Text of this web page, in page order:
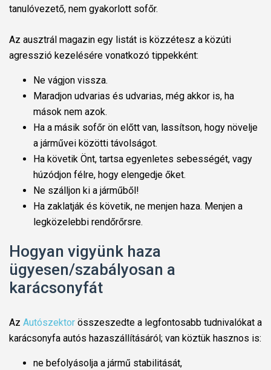
tanulóvezető, nem gyakorlott sofőr.
Az ausztrál magazin egy listát is közzétesz a közúti
agresszió kezelésére vonatkozó tippekként:
Ne vágjon vissza.
Maradjon udvarias és udvarias, még akkor is, ha
mások nem azok.
Ha a másik sofőr ön előtt van, lassítson, hogy növelje
a járművei közötti távolságot.
Ha követik Önt, tartsa egyenletes sebességét, vagy
húzódjon félre, hogy elengedje őket.
Ne szálljon ki a járműből!
Ha zaklatják és követik, ne menjen haza. Menjen a
legközelebbi rendőrőrsre.
Hogyan vigyünk haza
ügyesen/szabályosan a
karácsonyfát
Az Autószektor összeszedte a legfontosabb tudnivalókat a
karácsonyfa autós hazaszállításáról; van köztük hasznos is:
ne befolyásolja a jármű stabilitását,